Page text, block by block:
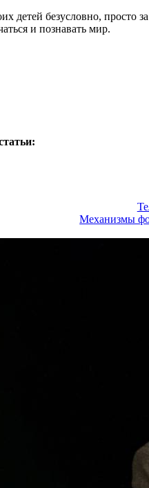
детей безусловно,
и познавать мир.
Механизмы